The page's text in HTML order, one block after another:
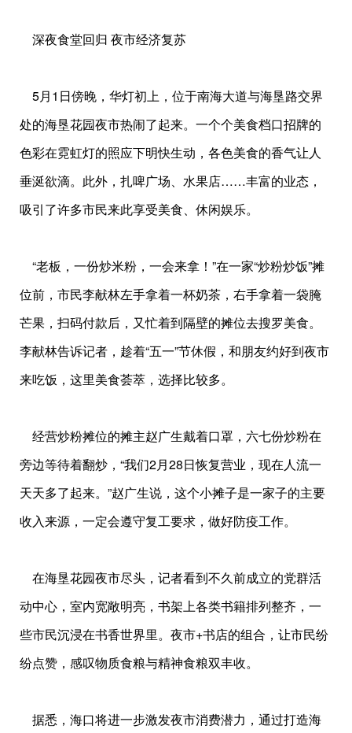
深夜食堂回归 夜市经济复苏
5月1日傍晚，华灯初上，位于南海大道与海垦路交界
处的海垦花园夜市热闹了起来。一个个美食档口招牌的
色彩在霓虹灯的照应下明快生动，各色美食的香气让人
垂涎欲滴。此外，扎啤广场、水果店……丰富的业态，
吸引了许多市民来此享受美食、休闲娱乐。
“老板，一份炒米粉，一会来拿！”在一家“炒粉炒饭”摊
位前，市民李献林左手拿着一杯奶茶，右手拿着一袋腌
芒果，扫码付款后，又忙着到隔壁的摊位去搜罗美食。
李献林告诉记者，趁着“五一”节休假，和朋友约好到夜市
来吃饭，这里美食荟萃，选择比较多。
经营炒粉摊位的摊主赵广生戴着口罩，六七份炒粉在
旁边等待着翻炒，“我们2月28日恢复营业，现在人流一
天天多了起来。”赵广生说，这个小摊子是一家子的主要
收入来源，一定会遵守复工要求，做好防疫工作。
在海垦花园夜市尽头，记者看到不久前成立的党群活
动中心，室内宽敞明亮，书架上各类书籍排列整齐，一
些市民沉浸在书香世界里。夜市+书店的组合，让市民纷
纷点赞，感叹物质食粮与精神食粮双丰收。
据悉，海口将进一步激发夜市消费潜力，通过打造海